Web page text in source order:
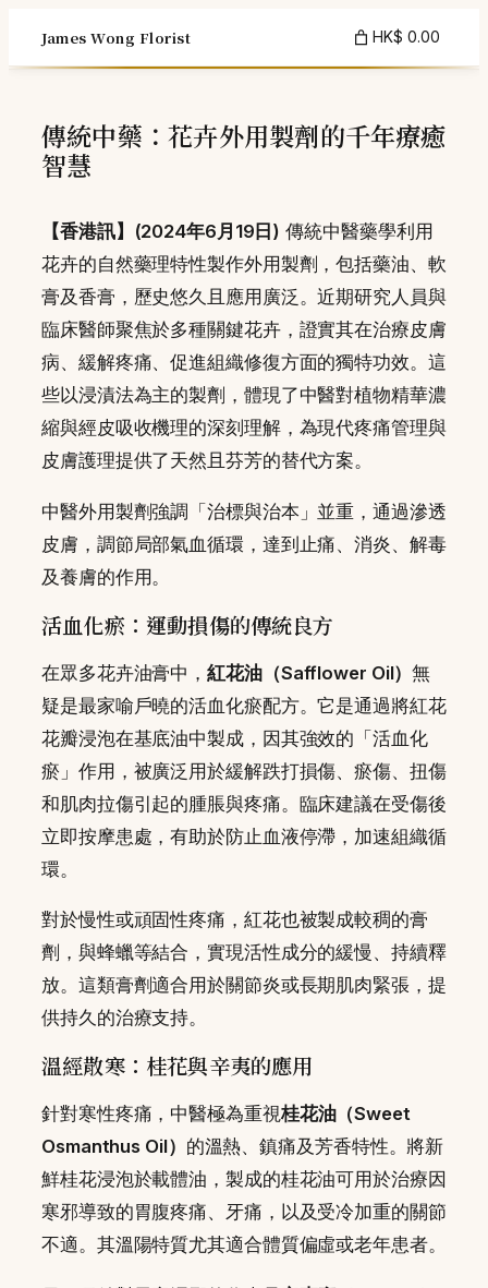
content
James Wong Florist HK$ 0.00
傳統中藥：花卉外用製劑的千年療癒
智慧
【香港訊】(2024年6月19日) 傳統中醫藥學利用
花卉的自然藥理特性製作外用製劑，包括藥油、軟
膏及香膏，歷史悠久且應用廣泛。近期研究人員與
臨床醫師聚焦於多種關鍵花卉，證實其在治療皮膚
病、緩解疼痛、促進組織修復方面的獨特功效。這
些以浸漬法為主的製劑，體現了中醫對植物精華濃
縮與經皮吸收機理的深刻理解，為現代疼痛管理與
皮膚護理提供了天然且芬芳的替代方案。
中醫外用製劑強調「治標與治本」並重，通過滲透
皮膚，調節局部氣血循環，達到止痛、消炎、解毒
及養膚的作用。
活血化瘀：運動損傷的傳統良方
在眾多花卉油膏中，紅花油（Safflower Oil）無
疑是最家喻戶曉的活血化瘀配方。它是通過將紅花
花瓣浸泡在基底油中製成，因其強效的「活血化
瘀」作用，被廣泛用於緩解跌打損傷、瘀傷、扭傷
和肌肉拉傷引起的腫脹與疼痛。臨床建議在受傷後
立即按摩患處，有助於防止血液停滯，加速組織循
環。
對於慢性或頑固性疼痛，紅花也被製成較稠的膏
劑，與蜂蠟等結合，實現活性成分的緩慢、持續釋
放。這類膏劑適合用於關節炎或長期肌肉緊張，提
供持久的治療支持。
溫經散寒：桂花與辛夷的應用
針對寒性疼痛，中醫極為重視桂花油（Sweet
Osmanthus Oil） 的溫熱、鎮痛及芳香特性。將新
鮮桂花浸泡於載體油，製成的桂花油可用於治療因
寒邪導致的胃腹疼痛、牙痛，以及受冷加重的關節
不適。其溫陽特質尤其適合體質偏虛或老年患者。